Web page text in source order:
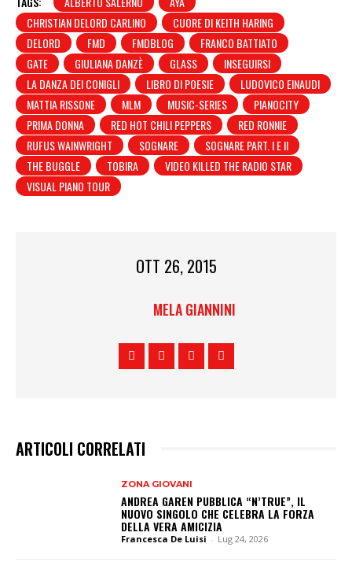
CHRISTIAN DELORD CARLINO
CUORE DI KEITH HARING
DELORD
FMD FMDBLOG
FRANCO BATTIATO
GATE
GIULIANA DANZÈ GLASS
INSEGUIRSI
LA DANZA DEI CONIGLI
LIBRO DI POESIE
LUDOVICO EINAUDI
MATTIA RISSONE
MLM MUSIC-SERIES
PIANOCITY
PRIMA DONNA
RED HOT CHILI PEPPERS
RED RONNIE
RUFUS WAINWRIGHT
SOGNARE
SOGNARE PART. I E II
THE BUGGLE
TOBIRA
VIDEO KILLED THE RADIO STAR
VISUAL PIANO TOUR
OTT 26, 2015
MELA GIANNINI
ARTICOLI CORRELATI
ZONA GIOVANI
ANDREA GAREN PUBBLICA “N’TRUE”, IL
NUOVO SINGOLO CHE CELEBRA LA FORZA
DELLA VERA AMICIZIA
Francesca De Luisi - Lug 24, 2026